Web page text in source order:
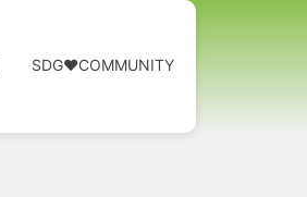
SDG❤️COMMUNITY